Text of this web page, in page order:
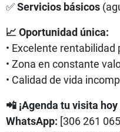
✅Servicios básicos
📈 Oportunidad única:
• Excelente
• Zona en constante
• Calidad de vida
📲 ¡Agenda tu visita
WhatsApp: [306 261